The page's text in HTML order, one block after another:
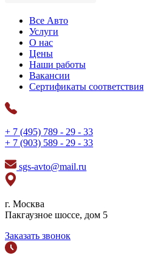
Все Авто
Услуги
О нас
Цены
Наши работы
Вакансии
Сертификаты соответствия
+ 7 (495) 789 - 29 - 33
+ 7 (903) 589 - 29 - 33
sgs-avto@mail.ru
г. Москва
Пакгаузное шоссе, дом 5
Заказать звонок